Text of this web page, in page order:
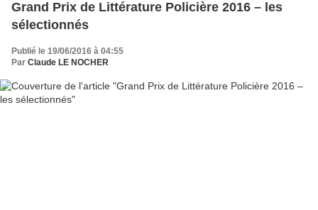
Grand Prix de Littérature Policière 2016 – les
sélectionnés
Publié le 19/06/2016 à 04:55
Par Claude LE NOCHER